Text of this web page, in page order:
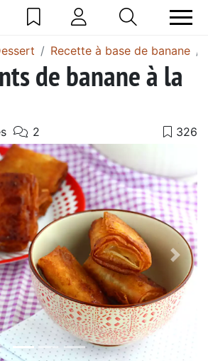
Recette à base de banane
de banane à la